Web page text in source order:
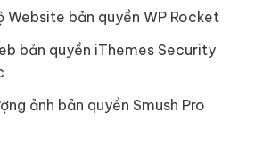
Website bản quyền WP Rocket
bản quyền iThemes Security
ảnh bản quyền Smush Pro